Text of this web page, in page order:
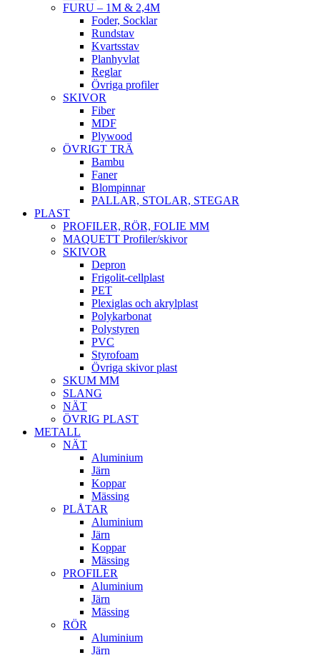
FURU – 1M & 2,4M
Foder, Socklar
Rundstav
Kvartsstav
Planhyvlat
Reglar
Övriga profiler
SKIVOR
Fiber
MDF
Plywood
ÖVRIGT TRÄ
Bambu
Faner
Blompinnar
PALLAR, STOLAR, STEGAR
PLAST
PROFILER, RÖR, FOLIE MM
MAQUETT Profiler/skivor
SKIVOR
Depron
Frigolit-cellplast
PET
Plexiglas och akrylplast
Polykarbonat
Polystyren
PVC
Styrofoam
Övriga skivor plast
SKUM MM
SLANG
NÄT
ÖVRIG PLAST
METALL
NÄT
Aluminium
Järn
Koppar
Mässing
PLÅTAR
Aluminium
Järn
Koppar
Mässing
PROFILER
Aluminium
Järn
Mässing
RÖR
Aluminium
Järn